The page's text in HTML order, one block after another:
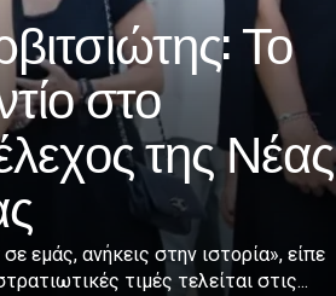
Το
στο
της Νέας
εμάς, ανήκεις στην ιστορία», είπε
τιμές τελείται στις...